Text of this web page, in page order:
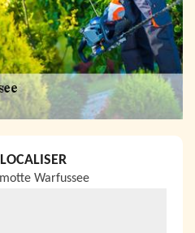
Warfussee